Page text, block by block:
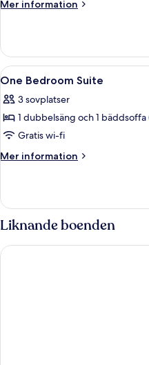
Mer information
Mer
Suite
City
View
Öppna
alla
foton
för
One
Bedroom
9
One Bedroom Suite
3 sovplatser
1 dubbelsäng och 1 bäddsoffa
Gratis wi-fi
Mer information
Mer
Bedroom
Suite
Liknande boenden
Selectum City Atasehir